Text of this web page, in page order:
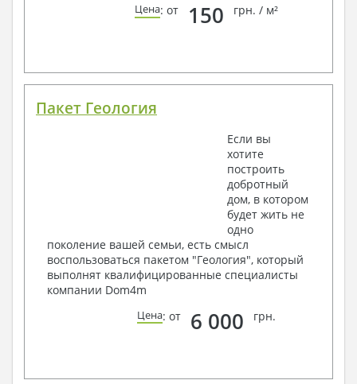
Цена: от 150 грн. / м²
Пакет Геология
Если вы
хотите
построить
добротный
дом, в котором
будет жить не
одно
поколение вашей семьи, есть смысл
воспользоваться пакетом "Геология", который
выполнят квалифицированные специалисты
компании Dom4m
Цена: от 6 000 грн.